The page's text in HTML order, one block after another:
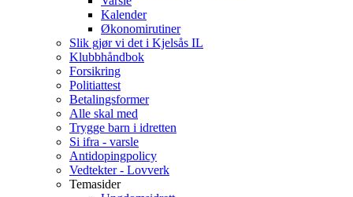
Kalender
Økonomirutiner
Slik gjør vi det i Kjelsås IL
Klubbhåndbok
Forsikring
Politiattest
Betalingsformer
Alle skal med
Trygge barn i idretten
Si ifra - varsle
Antidopingpolicy
Vedtekter - Lovverk
Temasider